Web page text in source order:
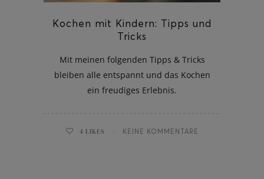
Kochen mit Kindern: Tipps und
Tricks
Mit meinen folgenden Tipps & Tricks
bleiben alle entspannt und das Kochen
ein freudiges Erlebnis.
4 LIKES KEINE KOMMENTARE